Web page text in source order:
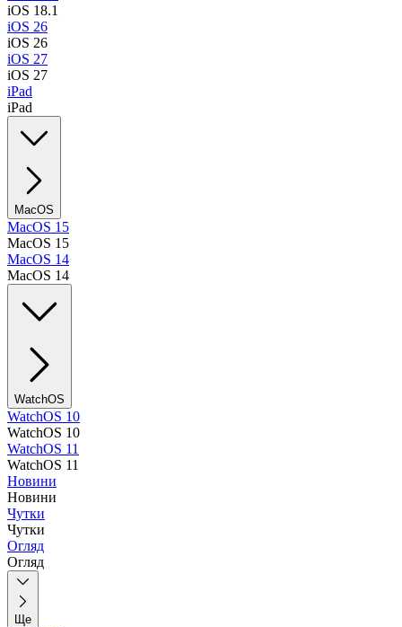
iOS 18.1
iOS 26
iOS 26
iOS 27
iOS 27
iPad
iPad
MacOS
MacOS 15
MacOS 15
MacOS 14
MacOS 14
WatchOS
WatchOS 10
WatchOS 10
WatchOS 11
WatchOS 11
Новини
Новини
Чутки
Чутки
Огляд
Огляд
Ще